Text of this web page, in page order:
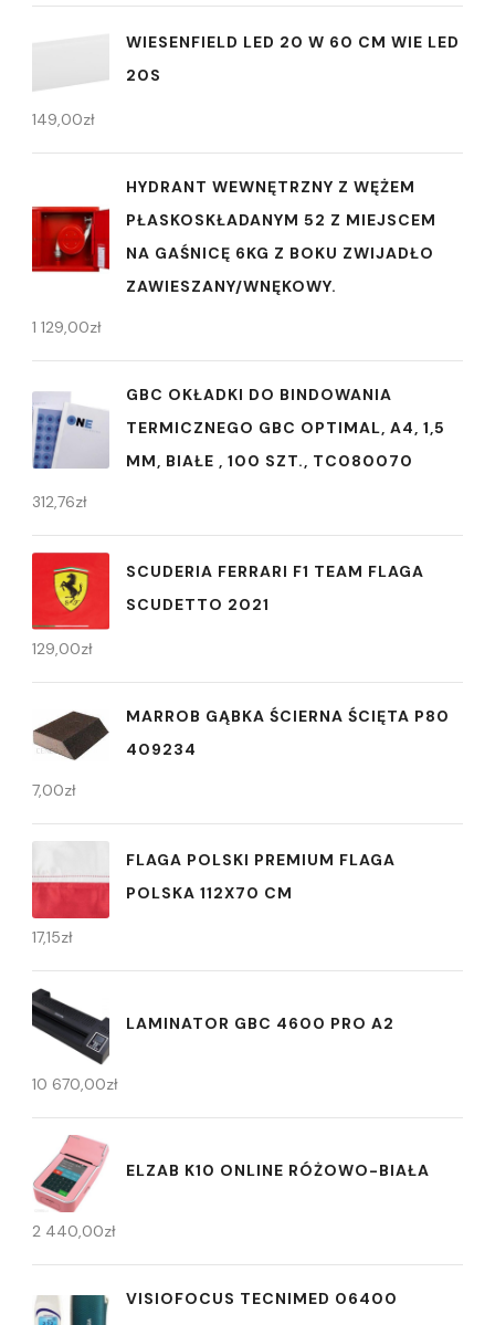
WIESENFIELD LED 20 W 60 CM WIE LED
20S
149,00zł
HYDRANT WEWNĘTRZNY Z WĘŻEM
PŁASKOSKŁADANYM 52 Z MIEJSCEM
NA GAŚNICĘ 6KG Z BOKU ZWIJADŁO
ZAWIESZANY/WNĘKOWY.
1 129,00zł
GBC OKŁADKI DO BINDOWANIA
TERMICZNEGO GBC OPTIMAL, A4, 1,5
MM, BIAŁE , 100 SZT., TC080070
312,76zł
SCUDERIA FERRARI F1 TEAM FLAGA
SCUDETTO 2021
129,00zł
MARROB GĄBKA ŚCIERNA ŚCIĘTA P80
409234
7,00zł
FLAGA POLSKI PREMIUM FLAGA
POLSKA 112X70 CM
17,15zł
LAMINATOR GBC 4600 PRO A2
10 670,00zł
ELZAB K10 ONLINE RÓŻOWO-BIAŁA
2 440,00zł
VISIOFOCUS TECNIMED 06400